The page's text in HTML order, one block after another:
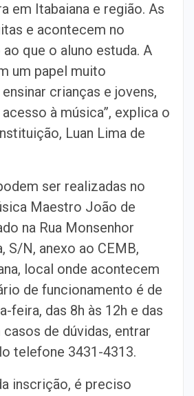
em Itabaiana e região. As
e acontecem no
que o aluno estuda. A
um papel muito
crianças e jovens,
à música”, explica o
Luan Lima de
ser realizadas no
Maestro João de
na Rua Monsenhor
S/N, anexo ao CEMB,
local onde acontecem
de funcionamento é de
feira, das 8h às 12h e das
casos de dúvidas, entrar
telefone 3431-4313.
inscrição, é preciso